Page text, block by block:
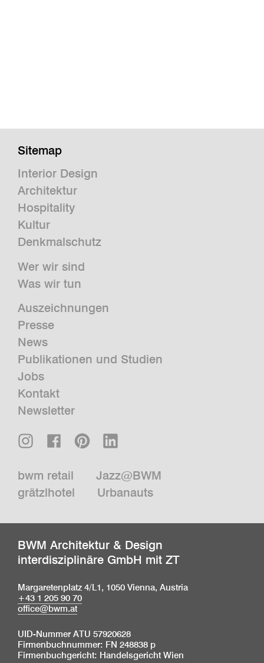
Sitemap
Interior Design
Architektur
Hospitality
Kultur
Denkmalschutz
Wer wir sind
Was wir tun
Auszeichnungen
Presse
News
Publikationen und Studien
Jobs
Kontakt
Newsletter
bwm retail
Jazz@BWM
grätzlhotel
Urbanauts
BWM Architektur & Design
interdisziplinäre GmbH mit ZT
Margaretenplatz 4/L1, 1050 Vienna, Austria
+43 1 205 90 70
office@bwm.at
UID-Nummer ATU 57920628
Firmenbuchnummer: FN 248838 p
Firmenbuchgericht: Handelsgericht Wien